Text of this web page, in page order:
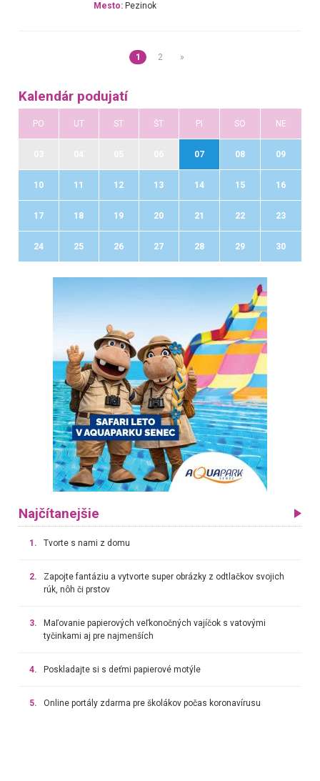
Mesto: Pezinok
1 2 »
Kalendár podujatí
PO UT ST ŠT PI SO NE
07 08 09
10 11 12 13 14 15 16
17 18 19 20 21 22 23
24 25 26 27 28 29 30
Najčítanejšie
1. Tvorte s nami z domu
2.
Zapojte fantáziu a vytvorte super obrázky z odtlačkov svojich
rúk, nôh či prstov
3.
Maľovanie papierových veľkonočných vajíčok s vatovými
tyčinkami aj pre najmenších
4. Poskladajte si s deťmi papierové motýle
5. Online portály zdarma pre školákov počas koronavírusu